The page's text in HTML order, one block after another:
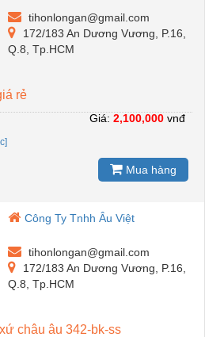
tihonlongan@gmail.com
172/183 An Dương Vương, P.16,
Q.8, Tp.HCM
rẻ
Giá: 2,100,000 vnđ
Mua hàng
Công Ty Tnhh Âu Việt
tihonlongan@gmail.com
172/183 An Dương Vương, P.16,
Q.8, Tp.HCM
châu âu 342-bk-ss